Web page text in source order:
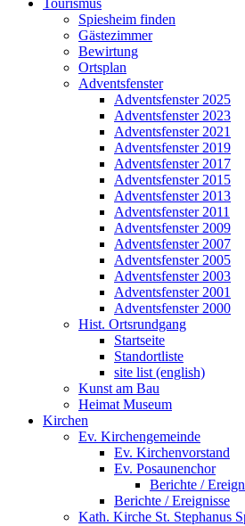
Spiesheim finden
Gästezimmer
Bewirtung
Ortsplan
Adventsfenster
Adventsfenster 2025
Adventsfenster 2023
Adventsfenster 2021
Adventsfenster 2019
Adventsfenster 2017
Adventsfenster 2015
Adventsfenster 2013
Adventsfenster 2011
Adventsfenster 2009
Adventsfenster 2007
Adventsfenster 2005
Adventsfenster 2003
Adventsfenster 2001
Adventsfenster 2000
Hist. Ortsrundgang
Startseite
Standortliste
site list (english)
Kunst am Bau
Heimat Museum
Kirchen
Ev. Kirchengemeinde
Ev. Kirchenvorstand
Ev. Posaunenchor
Berichte /
Berichte / Ereignisse
Kath. Kirche St. Stephanus